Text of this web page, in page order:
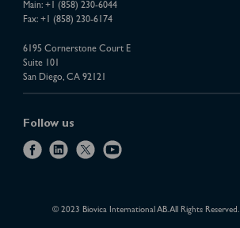
Main: +1 (858) 230-6044
Fax: +1 (858) 230-6174
6195 Cornerstone Court E
Suite 101
San Diego, CA 92121
Follow us
f
l
k
x
y
t
© 2023 Biovica International AB. All Rights Reserved.